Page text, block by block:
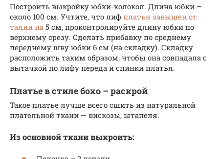
Построить выкройку юбки-колокол. Длина юбки –
около 100 см. Учтите, что лиф платья завышен от
талии на 5 см, проконтролируйте длину юбки по
верхнему срезу. Сделать прибавку по среднему
переднему шву юбки 6 см (на складку). Складку
расположить таким образом, чтобы она совпадала с
вытачкой по лифу переда и спинки платья.
Платье в стиле бохо – раскрой
Такое платье лучше всего сшить из натуральной
плательной ткани — вискозы, штапеля.
Из основной ткани выкроить: